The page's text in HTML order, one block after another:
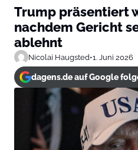
Trump präsentiert
nachdem Gericht
ablehnt
Nicolai Haugsted•1. Juni 2026
dagens.de auf Google